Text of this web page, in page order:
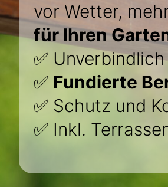
vor Wetter,
für Ihren
✅
✅ Fundierte
✅ Schutz und
✅ Inkl.